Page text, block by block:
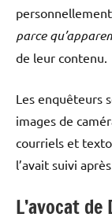
parce
de leur contenu.
Les enquêteurs
images de
courriels et
l’avait suivi
L’avocat